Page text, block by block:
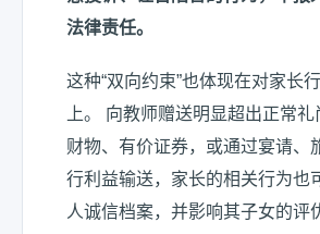
法律责任。
这种“双向约束”也体现在对家长
上。 向教师赠送明显超出正常
财物、有价证券，或通过宴请、
行利益输送，家长的相关行为也
人诚信档案，并影响其子女的评